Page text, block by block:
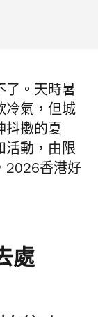
了。天時暑
冷氣，但城
抖擻的夏
活動，由限
2026香港好
處